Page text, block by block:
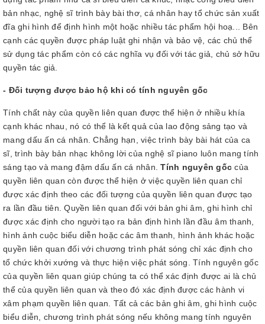
bản nhạc, nghệ sĩ trình bày bài thơ, cá nhân hay tổ chức sản xuất
đĩa ghi hình để định hình một hoặc nhiều tác phẩm hội hoạ... Bên
cạnh các quyền được pháp luật ghi nhận và bảo vệ, các chủ thể
sử dụng tác phẩm còn có các nghĩa vụ đối với tác giả, chủ sở hữu
quyền tác giả.
- Đối tượng được bảo hộ khi có tính nguyên gốc
Tính chất này của quyền liên quan được thể hiện ở nhiều khía
cạnh khác nhau, nó có thể là kết quả của lao động sảng tạo và
mang dấu ấn cá nhân. Chẳng hạn, việc trình bày bài hát của ca
sĩ, trình bày bản nhạc không lời của nghệ sĩ piano luôn mang tính
sáng tạo và mang đậm dấu ấn cá nhân. Tính nguyên gốc của
quyền liên quan còn được thể hiện ở việc quyền liên quan chỉ
được xác định theo các đối tượng của quyền liên quan được tạo
ra lần đầu tiên. Quyền liên quan đối với bản ghi âm, ghi hình chỉ
được xác định cho người tạo ra bản định hình lần đầu âm thanh,
hình ảnh cuộc biểu diễn hoặc các âm thanh, hình ảnh khác hoặc
quyền liên quan đối với chương trình phát sóng chỉ xác định cho
tổ chức khởi xướng và thực hiện việc phát sóng. Tính nguyên gốc
của quyền liên quan giúp chúng ta có thể xác định được ai là chủ
thể của quyền liên quan và theo đó xác định được các hành vi
xâm phạm quyền liên quan. Tất cả các bản ghi âm, ghi hình cuộc
biểu diễn, chương trình phát sóng nếu không mang tính nguyên